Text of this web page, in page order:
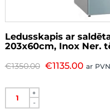
Ledusskapis ar
203x60cm, Inox Ner.
€1350.00 €1135.00 ar PVN
+
-